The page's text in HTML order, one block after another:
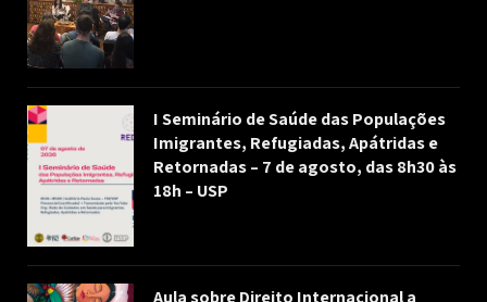
I Seminário de Saúde das Populações
Imigrantes, Refugiadas, Apátridas e
Retornadas – 7 de agosto, das 8h30 às
18h – USP
Aula sobre Direito Internacional a